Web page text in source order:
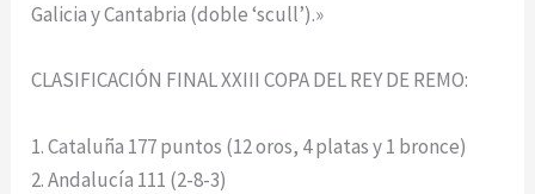
Galicia y Cantabria (doble ‘scull’).»
CLASIFICACIÓN FINAL XXIII COPA DEL REY DE REMO:
1. Cataluña 177 puntos (12 oros, 4 platas y 1 bronce)
2. Andalucía 111 (2-8-3)